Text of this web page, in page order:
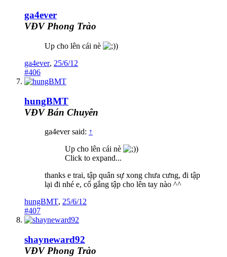
ga4ever
VĐV Phong Trào
Up cho lên cái nè
)
ga4ever, 25/6/12
#406
hungBMT
VĐV Bán Chuyên
ga4ever said: ↑
Up cho lên cái nè
)
Click to expand...
thanks e trai, tập quân sự xong chưa cưng, đi tập
lại đi nhé e, cố gắng tập cho lên tay nào ^^
hungBMT, 25/6/12
#407
shayneward92
VĐV Phong Trào